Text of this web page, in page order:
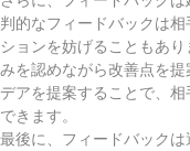
判的なフィードバックは
ションを妨げることもあ
みを認めながら改善点を
デアを提案することで、
できます。
最後に、フィードバック